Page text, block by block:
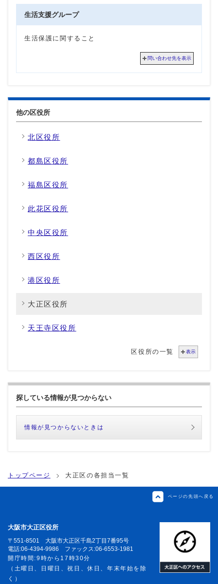
生活支援グループ
生活保護に関すること
問い合わせ先を表示
他の区役所
北区役所
都島区役所
福島区役所
此花区役所
中央区役所
西区役所
港区役所
大正区役所
天王寺区役所
区役所の一覧 表示
探している情報が見つからない
情報が見つからないときは
トップページ 大正区の各担当一覧
ページの先頭へ戻る
大阪市大正区役所
〒551-8501 大阪市大正区千島2丁目7番95号
電話:06-4394-9986 ファックス:06-6553-1981
開庁時間:9時から17時30分
（土曜日、日曜日、祝日、休日、年末年始を除
く）